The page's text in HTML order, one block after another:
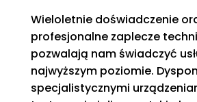
Wieloletnie doświadczenie
profesjonalne zaplecze
pozwalają nam świadczyć
najwyższym poziomie.
specjalistycznymi